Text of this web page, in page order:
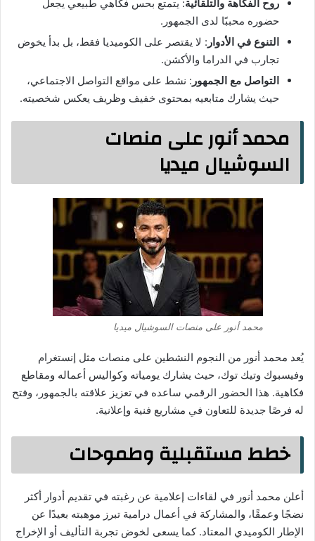
روح الفكاهة والتلقائية: يتمتع بحس فكاهي طبيعي يجعل
حضوره محببًا لدى الجمهور.
التنوع في الأدوار : لا يقتصر على الكوميديا فقط، بل بدأ يخوض
تجارب في الدراما والأكشن.
التواصل مع الجمهور : نشط على مواقع التواصل الاجتماعي،
حيث يشارك متابعيه بمحتوى خفيف وظريف يعكس شخصيته.
محمد أنور على منصات
السوشيال ميديا
محمد أنور على منصات السوشيال ميديا
يُعد محمد أنور من النجوم النشطين على منصات مثل إنستغرام
وفيسبوك وتيك توك، حيث يشارك يومياته وكواليس أعماله ومقاطع
فكاهية. هذا الحضور الرقمي ساعده في تعزيز علاقته بالجمهور، وفتح
له فرصًا جديدة للتعاون في مشاريع فنية وإعلانية.
خطط مستقبلية وطموحات
أعلن محمد أنور في لقاءات إعلامية عن رغبته في تقديم أدوار أكثر
نضجًا وعمقًا، والمشاركة في أعمال درامية تبرز موهبته بعيدًا عن
الإطار الكوميدي المعتاد. كما يسعى لخوض تجربة التأليف أو الإخراج